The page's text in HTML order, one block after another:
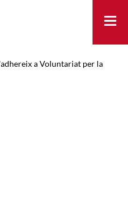
a Voluntariat per la